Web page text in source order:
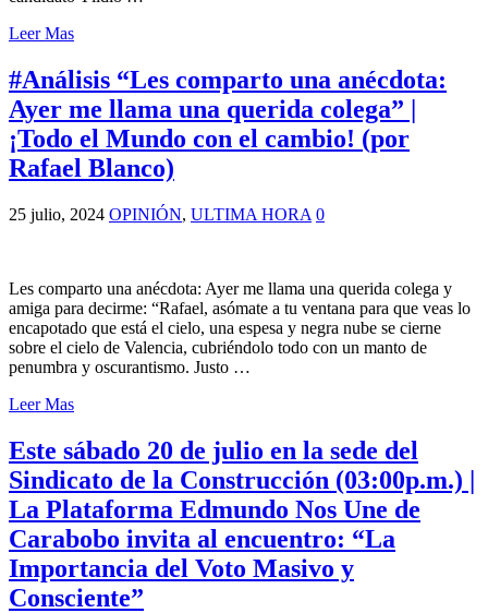
Leer Mas
#Análisis “Les comparto una anécdota:
Ayer me llama una querida colega” |
¡Todo el Mundo con el cambio! (por
Rafael Blanco)
25 julio, 2024 OPINIÓN, ULTIMA HORA 0
Les comparto una anécdota: Ayer me llama una querida colega y
amiga para decirme: “Rafael, asómate a tu ventana para que veas lo
encapotado que está el cielo, una espesa y negra nube se cierne
sobre el cielo de Valencia, cubriéndolo todo con un manto de
penumbra y oscurantismo. Justo …
Leer Mas
Este sábado 20 de julio en la sede del
Sindicato de la Construcción (03:00p.m.) |
La Plataforma Edmundo Nos Une de
Carabobo invita al encuentro: “La
Importancia del Voto Masivo y
Consciente”